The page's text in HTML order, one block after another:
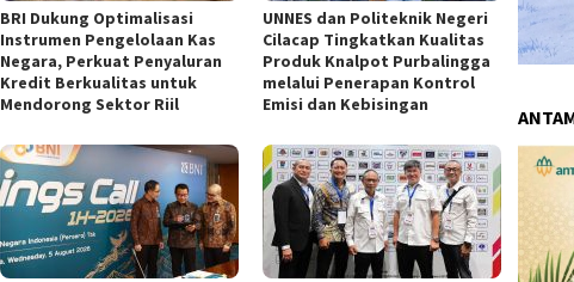
BRI Dukung Optimalisasi
Instrumen Pengelolaan Kas
Negara, Perkuat Penyaluran
Kredit Berkualitas untuk
Mendorong Sektor Riil
UNNES dan Politeknik Negeri
Cilacap Tingkatkan Kualitas
Produk Knalpot Purbalingga
melalui Penerapan Kontrol
Emisi dan Kebisingan